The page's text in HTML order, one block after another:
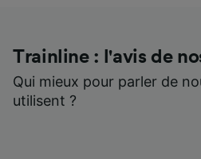
Trainline : l'avis de
Qui mieux pour parler de
utilisent ?